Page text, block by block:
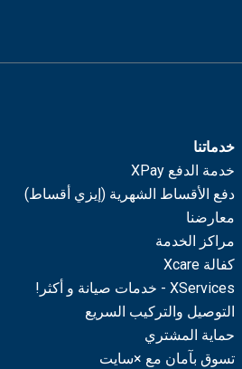
خدماتنا
خدمة الدفع XPay
دفع الأقساط الشهرية (إيزي أقساط)
معارضنا
مراكز الخدمة
كفالة Xcare
XServices - خدمات صيانة و أكثر!
التوصيل والتركيب السريع
حماية المشتري
تسوق بآمان مع ×سايت